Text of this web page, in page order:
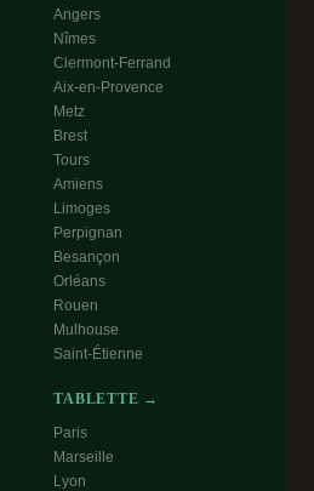
Angers
Nîmes
Clermont-Ferrand
Aix-en-Provence
Metz
Brest
Tours
Amiens
Limoges
Perpignan
Besançon
Orléans
Rouen
Mulhouse
Saint-Étienne
TABLETTE →
Paris
Marseille
Lyon